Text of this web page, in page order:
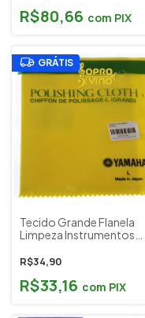
R$80,66 com PIX
GRÁTIS
Tecido Grande Flanela
Limpeza Instrumentos
(Polishing Cloth L ) Cód.
R$34,90
R$33,16 com PIX